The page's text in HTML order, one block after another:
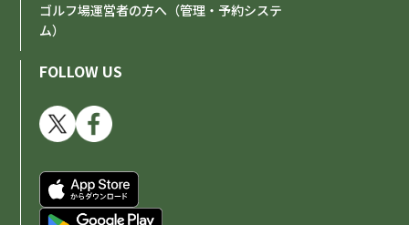
ゴルフ場運営者の方へ（管理・予約システ
ム）
FOLLOW US